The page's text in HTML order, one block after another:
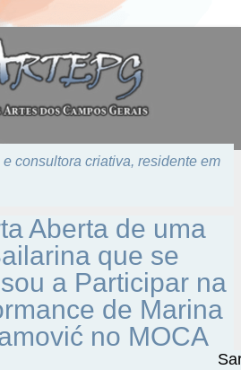
e consultora criativa, residente em
Aberta de uma
que se
a Participar na
de Marina
no MOCA